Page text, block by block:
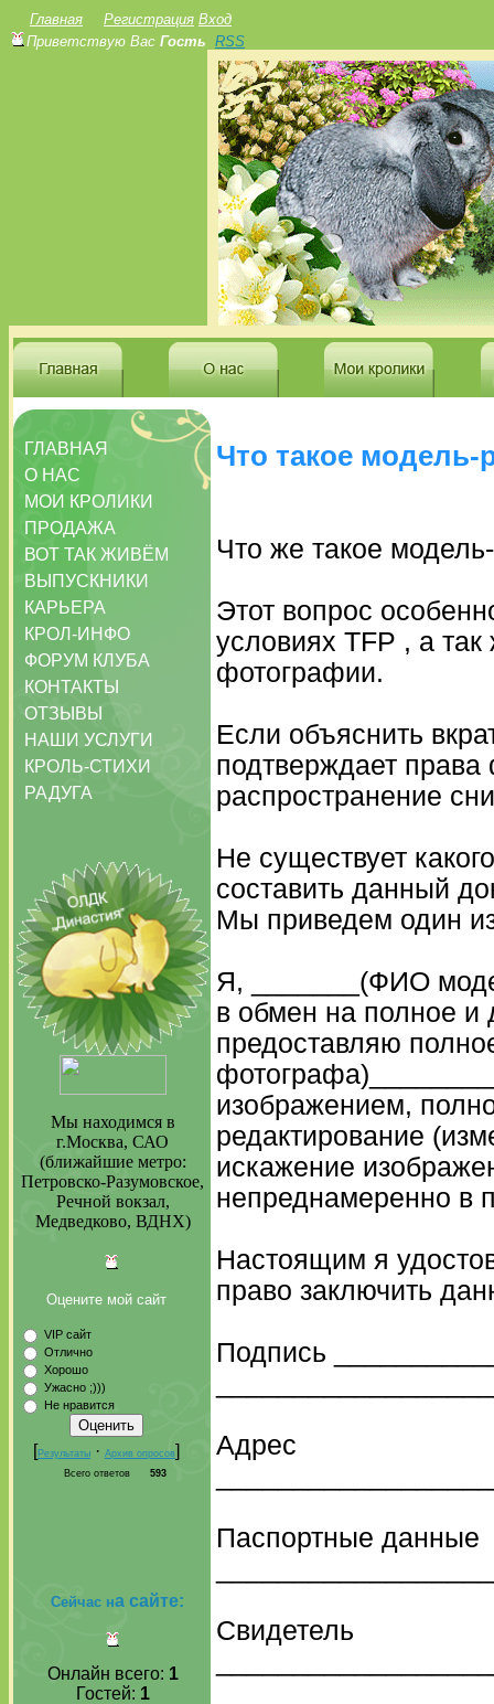
Главная Регистрация Вход
Приветствую Вас Гость RSS
ГЛАВНАЯ
О НАС
МОИ КРОЛИКИ
ПРОДАЖА
ВОТ ТАК ЖИВЁМ
ВЫПУСКНИКИ
КАРЬЕРА
КРОЛ-ИНФО
ФОРУМ КЛУБА
КОНТАКТЫ
ОТЗЫВЫ
НАШИ УСЛУГИ
КРОЛЬ-СТИХИ
РАДУГА
Мы находимся в
г.Москва, САО
(ближайшие метро:
Петровско-Разумовское,
Речной вокзал,
Медведково, ВДНХ)
Оцените мой сайт
VIP сайт
Отлично
Хорошо
Ужасно ;)))
Не нравится
[Результаты · Архив опросов]
Всего ответов 593
Сейчас на сайте:
Онлайн всего: 1
Гостей: 1
Что такое модель-
Что же такое
Этот вопрос
условиях TFP , а
фотографии.
Если объяснить
подтверждает
распространение
Не существует
составить данный
Мы приведем один из
Я, _______(ФИО
в обмен на полное и
предоставляю
изображением,
редактирование
искажение
непреднамеренно в
Настоящим я
право заключить
Подпись
Адрес
Паспортные данные
Свидетель